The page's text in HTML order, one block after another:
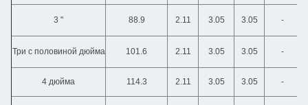
3 " 88.9 2.11 3.05 3.05 -
Три с половиной дюйма 101.6 2.11 3.05 3.05 -
4 дюйма 114.3 2.11 3.05 3.05 -